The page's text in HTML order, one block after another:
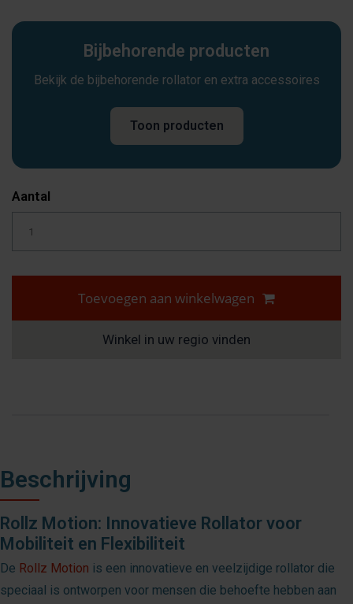
Bijbehorende producten
Bekijk de bijbehorende rollator en extra accessoires
Toon producten
Aantal
Toevoegen aan winkelwagen
Winkel in uw regio vinden
Beschrijving
Rollz Motion: Innovatieve Rollator voor
Mobiliteit en Flexibiliteit
De Rollz Motion is een innovatieve en veelzijdige rollator die
speciaal is ontworpen voor mensen die behoefte hebben aan